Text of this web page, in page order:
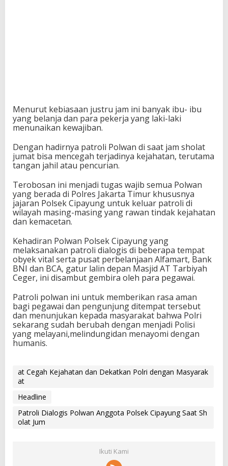
Menurut kebiasaan justru jam ini banyak ibu- ibu
yang belanja dan para pekerja yang laki-laki
menunaikan kewajiban.
Dengan hadirnya patroli Polwan di saat jam sholat
jumat bisa mencegah terjadinya kejahatan, terutama
tangan jahil atau pencurian.
Terobosan ini menjadi tugas wajib semua Polwan
yang berada di Polres Jakarta Timur khususnya
jajaran Polsek Cipayung untuk keluar patroli di
wilayah masing-masing yang rawan tindak kejahatan
dan kemacetan.
Kehadiran Polwan Polsek Cipayung yang
melaksanakan patroli dialogis di beberapa tempat
obyek vital serta pusat perbelanjaan Alfamart, Bank
BNI dan BCA, gatur lalin depan Masjid AT Tarbiyah
Ceger, ini disambut gembira oleh para pegawai.
Patroli polwan ini untuk memberikan rasa aman
bagi pegawai dan pengunjung ditempat tersebut
dan menunjukan kepada masyarakat bahwa Polri
sekarang sudah berubah dengan menjadi Polisi
yang melayani,melindungidan menayomi dengan
humanis.
at Cegah Kejahatan dan Dekatkan Polri dengan Masyarak
at
Headline
Patroli Dialogis Polwan Anggota Polsek Cipayung Saat Sh
olat Jum
Ikuti Kami